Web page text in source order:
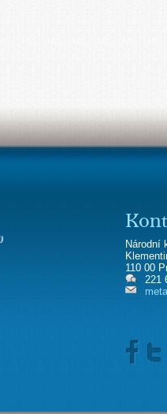
Národní
110 00
221